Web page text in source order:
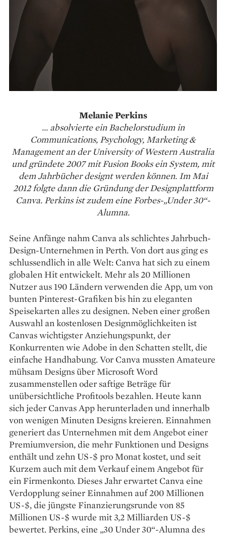
Melanie Perkins
... absolvierte ein Bachelorstudium in
Communications, Psychology, Marketing &
Management an der University of Western Australia
und gründete 2007 mit Fusion Books ein System, mit
dem Jahrbücher designt werden können. Im Mai
2012 folgte dann die Gründung der Designplattform
Canva. Perkins ist zudem eine Forbes-„Under 30“-
Alumna.
Seine Anfänge nahm Canva als schlichtes Jahrbuch-
Design-Unternehmen in Perth. Von dort aus ging es
schlussendlich in alle Welt: Canva hat sich zu einem
globalen Hit entwickelt. Mehr als 20 Millionen
Nutzer aus 190 Ländern verwenden die App, um von
bunten Pinterest-Grafiken bis hin zu eleganten
Speisekarten alles zu designen. Neben einer großen
Auswahl an kostenlosen Designmöglichkeiten ist
Canvas wichtigster Anziehungspunkt, der
Konkurrenten wie Adobe in den Schatten stellt, die
einfache Handhabung. Vor Canva mussten Amateure
mühsam Designs über Microsoft Word
zusammenstellen oder saftige Beträge für
unübersichtliche Profitools bezahlen. Heute kann
sich jeder Canvas App herunterladen und innerhalb
von wenigen Minuten Designs kreieren. Einnahmen
generiert das Unternehmen mit dem Angebot einer
Premiumversion, die mehr Funktionen und Designs
enthält und zehn US-$ pro Monat kostet, und seit
Kurzem auch mit dem Verkauf einem Angebot für
ein Firmenkonto. Dieses Jahr erwartet Canva eine
Verdopplung seiner Einnahmen auf 200 Millionen
US-$, die jüngste Finanzierungsrunde von 85
Millionen US-$ wurde mit 3,2 Milliarden US-$
bewertet. Perkins, eine „30 Under 30“-Alumna des